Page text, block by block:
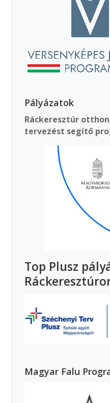
Pályázatok
Ráckeresztúr
tervezést segítő
Top Plusz
Magyar Falu